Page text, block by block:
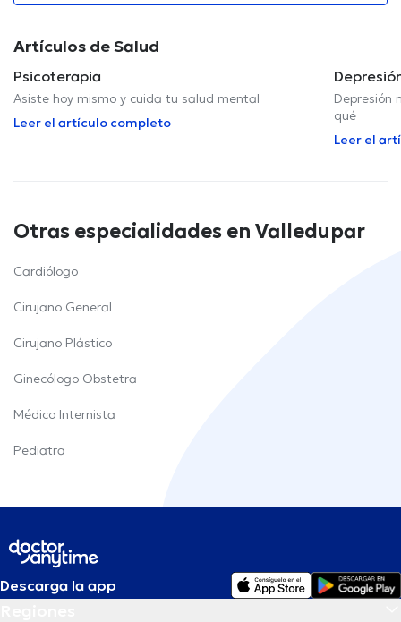
Artículos de Salud
Psicoterapia
Asiste hoy mismo y cuida tu salud mental
Leer el artículo completo
Depresión
qué
Leer el
Otras especialidades en Valledupar
Cardiólogo
Cirujano General
Cirujano Plástico
Ginecólogo Obstetra
Médico Internista
Pediatra
Descarga la app